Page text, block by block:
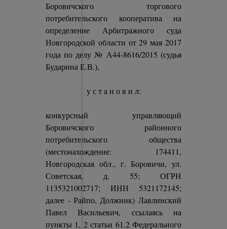
Боровичского торгового
потребительского кооператива на
определение Арбитражного суда
Новгородской области от 29 мая 2017
года по делу № А44-8616/2015 (судья
Бударина Е.В.),
у с т а н о в и л:
конкурсный управляющий
Боровичского районного
потребительского общества
(местонахождение: 174411,
Новгородская обл., г. Боровичи, ул.
Советская, д. 55; ОГРН
1135321002717; ИНН 5321172145;
далее - Райпо, Должник) Лавлинский
Павел Васильевич, ссылаясь на
пункты 1, 2 статьи 61.2 Федерального